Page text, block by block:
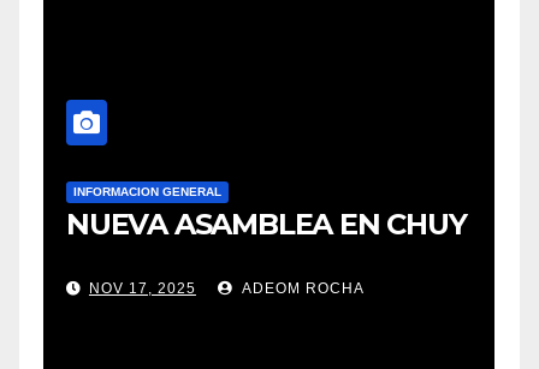
INFORMACION GENERAL
NUEVA ASAMBLEA EN CHUY
NOV 17, 2025 ADEOM ROCHA